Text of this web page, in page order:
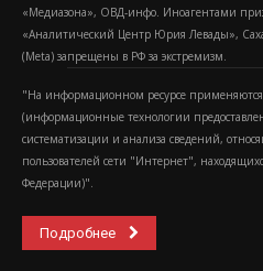
«Медиазона», ОВД-инфо. Иноагентами
«Аналитический Центр Юрия Левады»,
(Metа) запрещены в РФ за экстремизм.
"На информационном ресурсе
(информационные технологии
систематизации и анализа сведений,
пользователей сети "Интернет",
Федерации)".
Подробнее